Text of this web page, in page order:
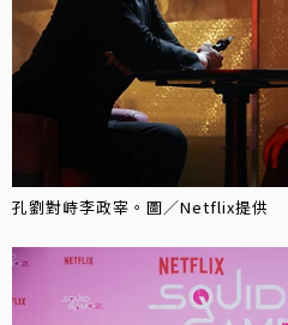
孔劉對峙李政宰。圖／Netflix提供